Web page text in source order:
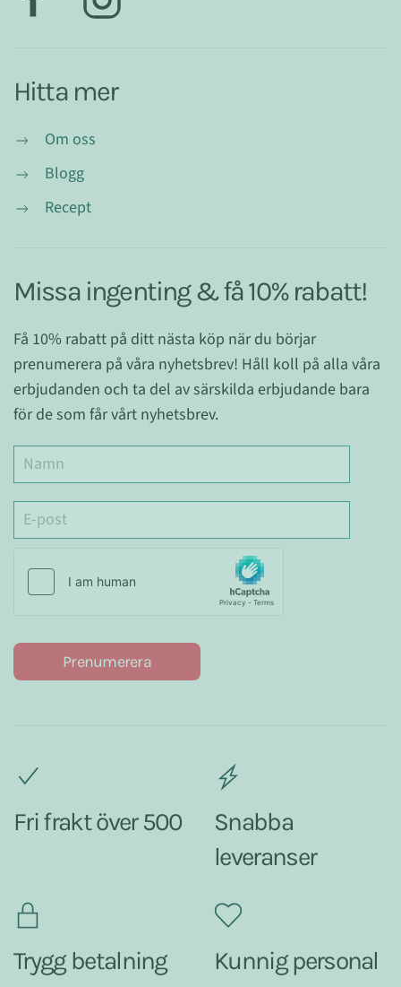
Hitta mer
Om oss
Blogg
Recept
Missa ingenting & få 10% rabatt!
Få 10% rabatt på ditt nästa köp när du börjar
prenumerera på våra nyhetsbrev! Håll koll på alla våra
erbjudanden och ta del av särskilda erbjudande bara
för de som får vårt nyhetsbrev.
Prenumerera
Fri frakt över 500
Snabba
leveranser
Trygg betalning Kunnig personal